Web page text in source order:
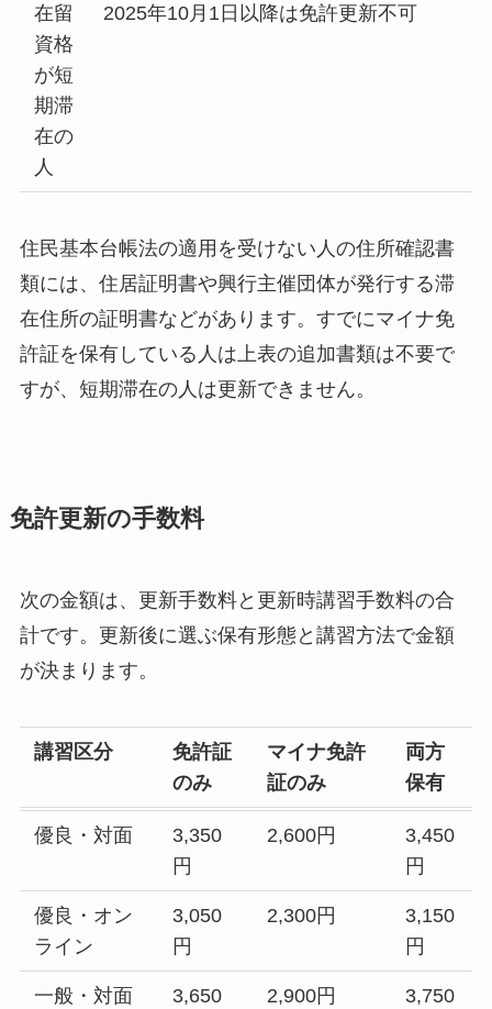
在留
資格
が短
期滞
在の
人
2025年10月1日以降は免許更新不可
住民基本台帳法の適用を受けない人の住所確認書
類には、住居証明書や興行主催団体が発行する滞
在住所の証明書などがあります。すでにマイナ免
許証を保有している人は上表の追加書類は不要で
すが、短期滞在の人は更新できません。
免許更新の手数料
次の金額は、更新手数料と更新時講習手数料の合
計です。更新後に選ぶ保有形態と講習方法で金額
が決まります。
講習区分
免許証
のみ
マイナ免許
証のみ
両方
保有
優良・対面
3,350
円
2,600円
3,450
円
優良・オン
ライン
3,050
円
2,300円
3,150
円
一般・対面
3,650
2,900円
3,750